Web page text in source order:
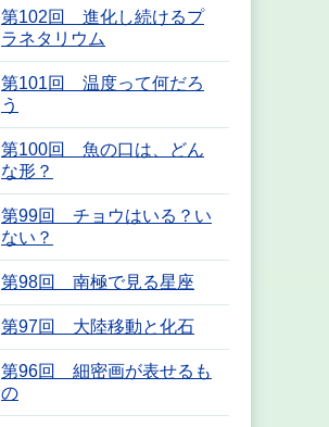
第102回 進化し続けるプ
ラネタリウム
第101回 温度って何だろ
う
第100回 魚の口は、どん
な形？
第99回 チョウはいる？い
ない？
第98回 南極で見る星座
第97回 大陸移動と化石
第96回 細密画が表せるも
の